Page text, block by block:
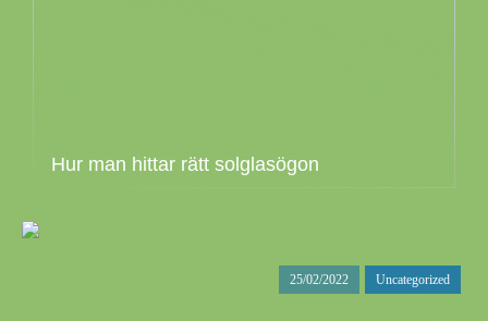
Hur man hittar rätt solglasögon
25/02/2022 Uncategorized